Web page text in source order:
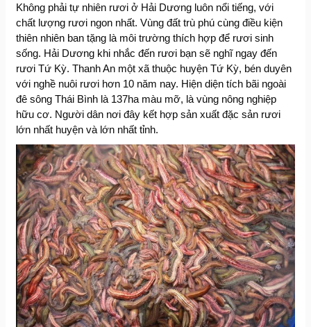
Không phải tự nhiên rươi ở Hải Dương luôn nổi tiếng, với
chất lượng rươi ngon nhất. Vùng đất trù phú cùng điều kiện
thiên nhiên ban tặng là môi trường thích hợp để rươi sinh
sống. Hải Dương khi nhắc đến rươi bạn sẽ nghĩ ngay đến
rươi Tứ Kỳ. Thanh An một xã thuộc huyện Tứ Kỳ, bén duyên
với nghề nuôi rươi hơn 10 năm nay. Hiện diện tích bãi ngoài
đê sông Thái Bình là 137ha màu mỡ, là vùng nông nghiệp
hữu cơ. Người dân nơi đây kết hợp sản xuất đặc sản rươi
lớn nhất huyện và lớn nhất tỉnh.